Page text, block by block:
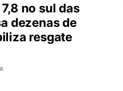
no sul das
dezenas de
resgate